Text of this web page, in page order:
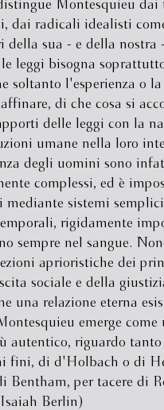
Montesquieu dai
dai radicali idealisti
della sua - e della nostra
leggi bisogna
soltanto l'esperienza o
di che cosa si
delle leggi con la
umane nella loro
degli uomini sono
complessi, ed è
mediante sistemi
rigidamente
sempre nel sangue.
aprioristiche dei
sociale e della
una relazione eterna
emerge come
autentico, riguardo tanto
fini, di d'Holbach o di
Bentham, per tacere di
Berlin)